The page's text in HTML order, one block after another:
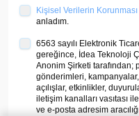
Kişisel Verilerin
anladım.
6563 sayılı Elektronik
gereğince, İdea Teknoloji
Anonim Şirketi tarafından;
gönderimleri, kampanyalar,
açılışlar, etkinlikler,
iletişim kanalları vasıtası
ve e-posta adresim